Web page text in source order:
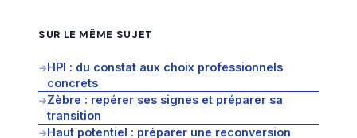
SUR LE MÊME SUJET
→HPI : du constat aux choix professionnels
concrets
→Zèbre : repérer ses signes et préparer sa
transition
→Haut potentiel : préparer une reconversion